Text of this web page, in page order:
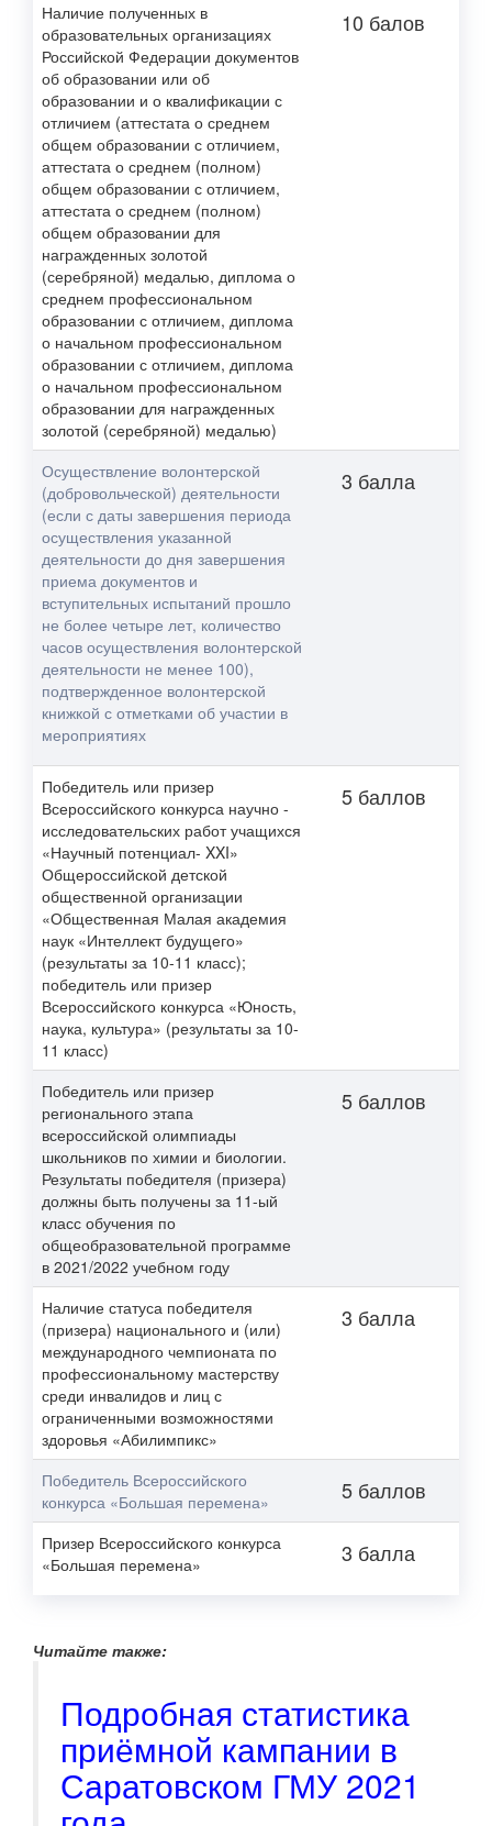
Наличие полученных в
образовательных организациях
Российской Федерации документов
об образовании или об
образовании и о квалификации с
отличием (аттестата о среднем
общем образовании с отличием,
аттестата о среднем (полном)
общем образовании с отличием,
аттестата о среднем (полном)
общем образовании для
награжденных золотой
(серебряной) медалью, диплома о
среднем профессиональном
образовании с отличием, диплома
о начальном профессиональном
образовании с отличием, диплома
о начальном профессиональном
образовании для награжденных
золотой (серебряной) медалью)
10 балов
Осуществление волонтерской
(добровольческой) деятельности
(если с даты завершения периода
осуществления указанной
деятельности до дня завершения
приема документов и
вступительных испытаний прошло
не более четыре лет, количество
часов осуществления волонтерской
деятельности не менее 100),
подтвержденное волонтерской
книжкой с отметками об участии в
мероприятиях
3 балла
Победитель или призер
Всероссийского конкурса научно -
исследовательских работ учащихся
«Научный потенциал- XXI»
Общероссийской детской
общественной организации
«Общественная Малая академия
наук «Интеллект будущего»
(результаты за 10-11 класс);
победитель или призер
Всероссийского конкурса «Юность,
наука, культура» (результаты за 10-
11 класс)
5 баллов
Победитель или призер
регионального этапа
всероссийской олимпиады
школьников по химии и биологии.
Результаты победителя (призера)
должны быть получены за 11-ый
класс обучения по
общеобразовательной программе
в 2021/2022 учебном году
5 баллов
Наличие статуса победителя
(призера) национального и (или)
международного чемпионата по
профессиональному мастерству
среди инвалидов и лиц с
ограниченными возможностями
здоровья «Абилимпикс»
3 балла
Победитель Всероссийского
конкурса «Большая перемена»
5 баллов
Призер Всероссийского конкурса
«Большая перемена»
3 балла
Читайте также:
Подробная статистика
приёмной кампании в
Саратовском ГМУ 2021